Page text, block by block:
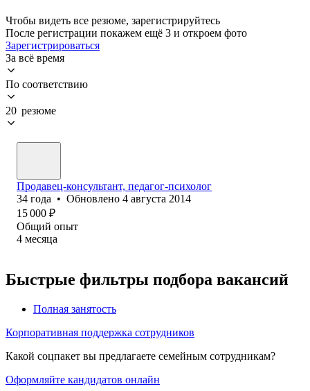
Чтобы видеть все резюме, зарегистрируйтесь
После регистрации покажем ещё 3 и откроем фото
Зарегистрироваться
За всё время
По соответствию
20 резюме
Продавец-консультант, педагог-психолог
34 года • Обновлено 4 августа 2014
15 000 ₽
Общий опыт
4 месяца
Быстрые фильтры подбора вакансий
Полная занятость
Корпоративная поддержка сотрудников
Какой соцпакет вы предлагаете семейным сотрудникам?
Оформляйте кандидатов онлайн